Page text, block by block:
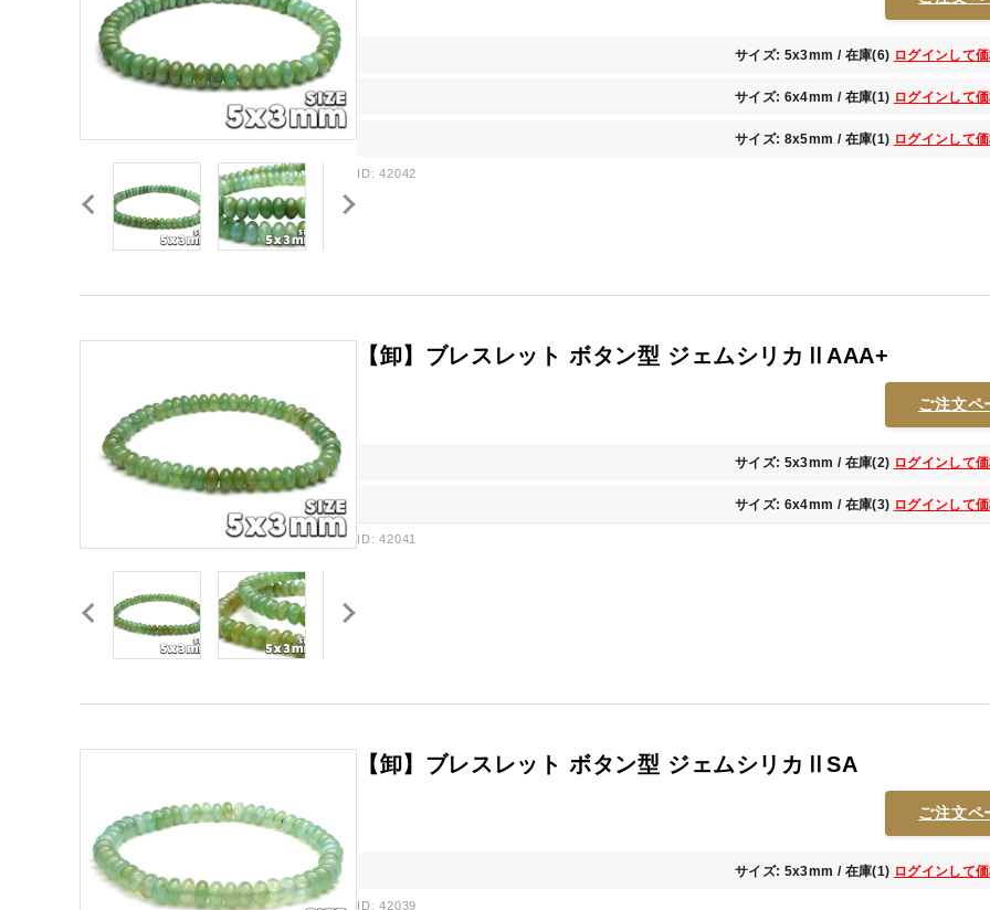
サイズ: 5x3mm / 在庫(6) ログインして
サイズ: 6x4mm / 在庫(1) ログインして
サイズ: 8x5mm / 在庫(1) ログインして
ID: 42042
【卸】ブレスレット ボタン型 ジェムシリカⅡAAA+
ご注文ペ
サイズ: 5x3mm / 在庫(2) ログインして
サイズ: 6x4mm / 在庫(3) ログインして
ID: 42041
【卸】ブレスレット ボタン型 ジェムシリカⅡSA
ご注文ペ
サイズ: 5x3mm / 在庫(1) ログインして
ID: 42039